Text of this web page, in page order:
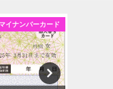
イナンバーカード